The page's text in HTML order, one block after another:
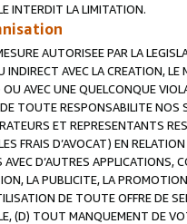
INTERDIT LA LIMITATION.
AUTORISEE PAR LA
INDIRECT AVEC LA CREATION,
OU AVEC UNE QUELCONQUE
TOUTE RESPONSABILITE NOS
ET REPRESENTANTS
FRAIS D’AVOCAT) EN
AVEC D’AUTRES APPLICATIONS,
LA PUBLICITE, LA
DE TOUTE OFFRE DE
(D) TOUT MANQUEMENT DE